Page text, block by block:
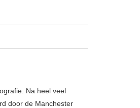
Na heel veel
door de Manchester